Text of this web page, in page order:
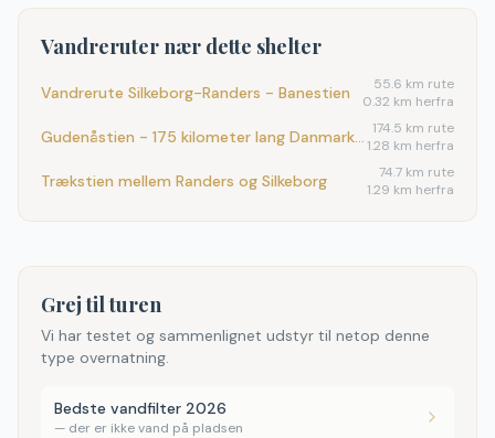
Vandreruter nær dette shelter
Vandrerute Silkeborg-Randers - Banestien 55.6 km rute
0.32 km herfra
Gudenåstien - 175 kilometer lang Danmarks længste å 174.5 km rute
1.28 km herfra
Trækstien mellem Randers og Silkeborg 74.7 km rute
1.29 km herfra
Grej til turen
Vi har testet og sammenlignet udstyr til netop denne
type overnatning.
Bedste vandfilter 2026
— der er ikke vand på pladsen